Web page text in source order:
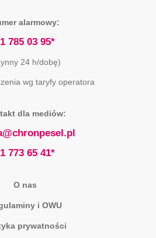
alarmowy:
785 03 95*
24 h/dobę)
wg taryfy operatora
dla mediów:
773 65 41*
O nas
i OWU
prywatności